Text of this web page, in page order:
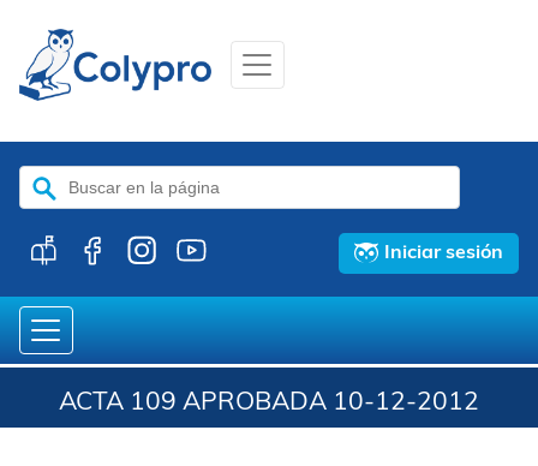
Buscar:
Iniciar sesión
ACTA 109 APROBADA 10-12-2012